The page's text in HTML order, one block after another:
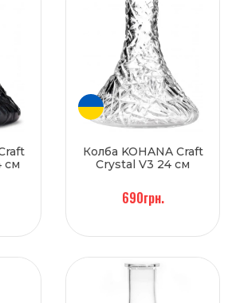
см
Колба KOHANA Craft
Crystal V3 24 см
690грн.